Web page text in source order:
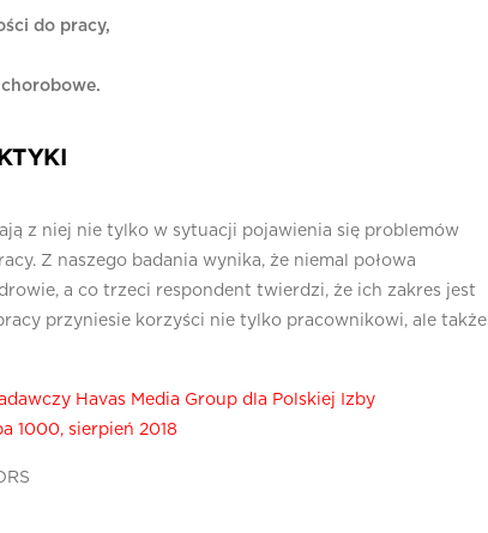
do pracy,
z niej nie tylko w sytuacji pojawienia się problemów
Z naszego badania wynika, że niemal połowa
a co trzeci respondent twierdzi, że ich zakres jest
przyniesie korzyści nie tylko pracownikowi, ale także
Havas Media Group dla Polskiej Izby
1000, sierpień 2018